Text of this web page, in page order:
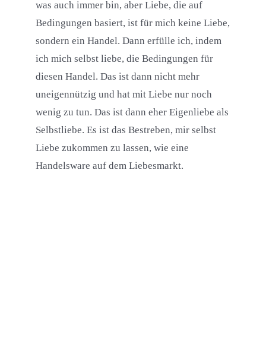
was auch immer bin, aber Liebe, die auf
Bedingungen basiert, ist für mich keine Liebe,
sondern ein Handel. Dann erfülle ich, indem
ich mich selbst liebe, die Bedingungen für
diesen Handel. Das ist dann nicht mehr
uneigennützig und hat mit Liebe nur noch
wenig zu tun. Das ist dann eher Eigenliebe als
Selbstliebe. Es ist das Bestreben, mir selbst
Liebe zukommen zu lassen, wie eine
Handelsware auf dem Liebesmarkt.